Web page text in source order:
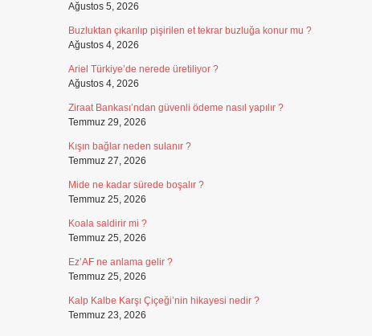
Ağustos 5, 2026
Buzluktan çıkarılıp pişirilen et tekrar buzluğa konur mu ?
Ağustos 4, 2026
Ariel Türkiye’de nerede üretiliyor ?
Ağustos 4, 2026
Ziraat Bankası’ndan güvenli ödeme nasıl yapılır ?
Temmuz 29, 2026
Kışın bağlar neden sulanır ?
Temmuz 27, 2026
Mide ne kadar sürede boşalır ?
Temmuz 25, 2026
Koala saldirir mi ?
Temmuz 25, 2026
Ez’AF ne anlama gelir ?
Temmuz 25, 2026
Kalp Kalbe Karşı Çiçeği’nin hikayesi nedir ?
Temmuz 23, 2026